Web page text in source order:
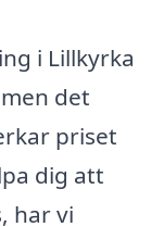
i Lillkyrka
det
priset
dig att
har vi